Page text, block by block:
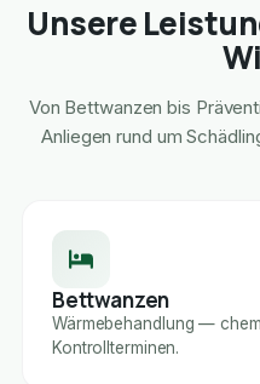
Unsere
Von Bettwanzen bis
Anliegen rund um
Bettwanzen
Wärmebehandlung —
Kontrollterminen.